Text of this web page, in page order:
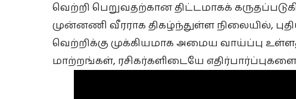
வெற்றி பெறுவதற்கான திட்டமாகக்
முன்னணி வீரராக திகழ்ந்துள்ள நிலையில்,
வெற்றிக்கு முக்கியமாக அமைய வாய்ப்பு
மாற்றங்கள், ரசிகர்களிடையே